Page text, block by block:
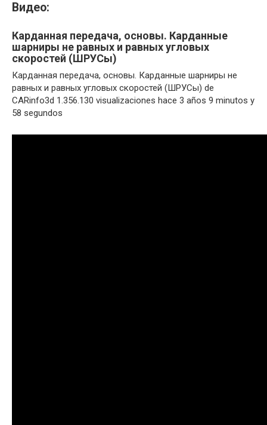
Видео:
Карданная передача, основы. Карданные
шарниры не равных и равных угловых
скоростей (ШРУСы)
Карданная передача, основы. Карданные шарниры не
равных и равных угловых скоростей (ШРУСы) de
CARinfo3d 1.356.130 visualizaciones hace 3 años 9 minutos y
58 segundos